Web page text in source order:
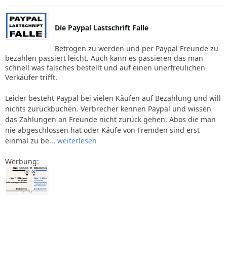
Die Paypal Lastschrift Falle
Betrogen zu werden und per Paypal Freunde zu
bezahlen passiert leicht. Auch kann es passieren das man
schnell was falsches bestellt und auf einen unerfreulichen
Verkäufer trifft.
Leider besteht Paypal bei vielen Käufen auf Bezahlung und will
nichts zurückbuchen. Verbrecher kennen Paypal und wissen
das Zahlungen an Freunde nicht zurück gehen. Abos die man
nie abgeschlossen hat oder Käufe von Fremden sind erst
einmal zu be... weiterlesen
Werbung: